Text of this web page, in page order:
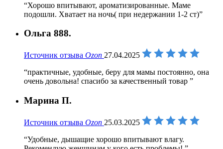
Хорошо впитывают, ароматизированные. Маме
подошли. Хватает на ночь( при недержании 1-2 ст)
Ольга 888.
Источник отзыва Ozon 27.04.2025
практичные, удобные, беру для мамы постоянно, она
очень довольна! спасибо за качественный товар
Марина П.
Источник отзыва Ozon 25.03.2025
Удобные, дышащие хорошо впитывают влагу.